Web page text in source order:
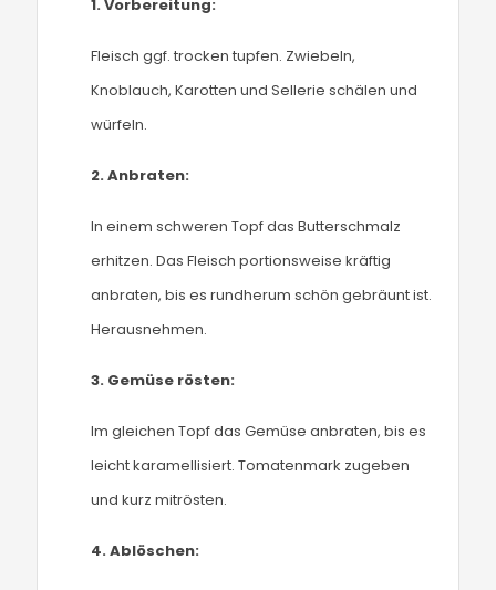
1.Vorbereitung:
Fleisch ggf. trocken tupfen. Zwiebeln,
Knoblauch, Karotten und Sellerie schälen und
würfeln.
2.Anbraten:
In einem schweren Topf das Butterschmalz
erhitzen. Das Fleisch portionsweise kräftig
anbraten, bis es rundherum schön gebräunt ist.
Herausnehmen.
3. Gemüse rösten:
Im gleichen Topf das Gemüse anbraten, bis es
leicht karamellisiert. Tomatenmark zugeben
und kurz mitrösten.
4.Ablöschen: